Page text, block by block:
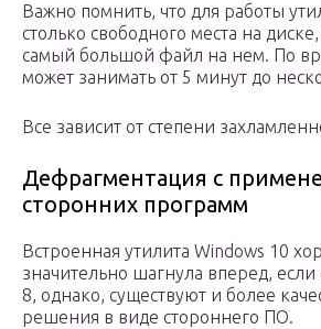
Важно помнить, что для работы
столько свободного места на
самый большой файл на нем. По
может занимать от 5 минут до
Все зависит от степени
Дефрагментация с
сторонних программ
Встроенная утилита Windows 10
значительно шагнула вперед, если
8, однако, существуют и более
решения в виде стороннего ПО.